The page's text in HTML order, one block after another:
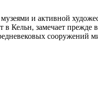
и активной
Кельн, замечает
сооружений